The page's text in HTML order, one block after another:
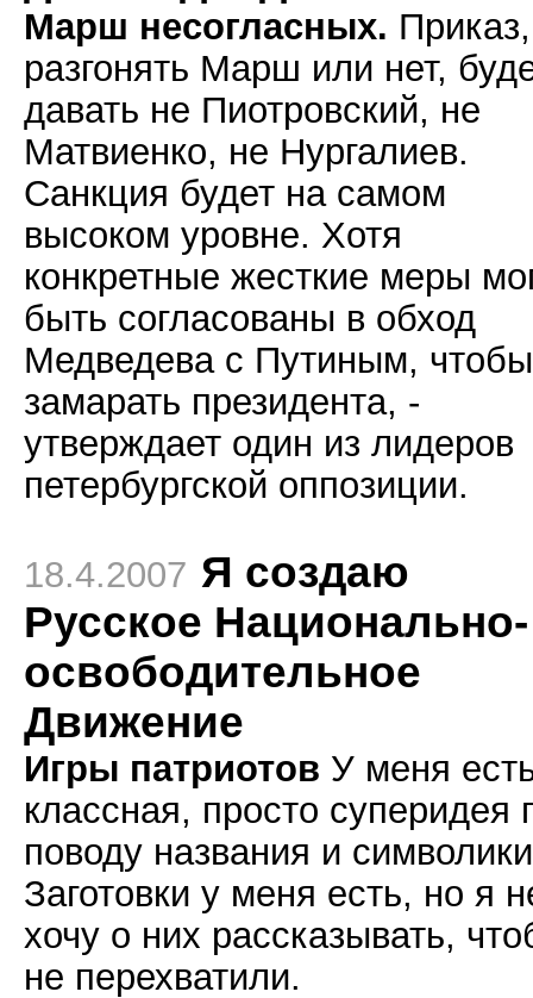
Марш несогласных. Приказ,
разгонять Марш или нет,
давать не Пиотровский, не
Матвиенко, не Нургалиев.
Санкция будет на самом
высоком уровне. Хотя
конкретные жесткие меры
быть согласованы в обход
Медведева с Путиным, чтобы
замарать президента, -
утверждает один из лидеров
петербургской оппозиции.
18.4.2007 Я создаю
Русское Национально-
освободительное
Движение
Игры патриотов У меня
классная, просто суперидея
поводу названия и
Заготовки у меня есть, но я
хочу о них рассказывать,
не перехватили.